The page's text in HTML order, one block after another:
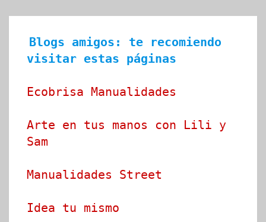
Blogs amigos: te recomiendo
visitar estas páginas
Ecobrisa Manualidades
Arte en tus manos con Lili y
Sam
Manualidades Street
Idea tu mismo